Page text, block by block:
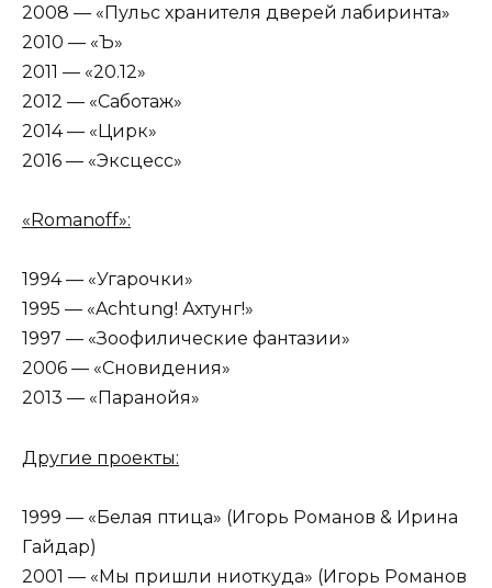
2008 — «Пульс хранителя дверей лабиринта»
2010 — «Ъ»
2011 — «20.12»
2012 — «Саботаж»
2014 — «Цирк»
2016 — «Эксцесс»
«Romanoff»:
1994 — «Угарочки»
1995 — «Achtung! Ахтунг!»
1997 — «Зоофилические фантазии»
2006 — «Сновидения»
2013 — «Паранойя»
Другие проекты:
1999 — «Белая птица» (Игорь Романов & Ирина
Гайдар)
2001 — «Мы пришли ниоткуда» (Игорь Романов